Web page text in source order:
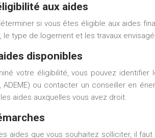
aux aides
si vous êtes éligible aux aides
type de logement et les travaux
disponibles
votre éligibilité, vous pouvez
ADEME) ou contacter un conseiller en
aides auxquelles vous avez droit.
aides que vous souhaitez solliciter, il